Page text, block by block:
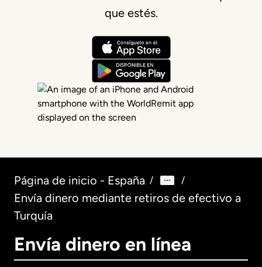
que estés.
Página de inicio - España / /
Envía dinero mediante retiros de efectivo a
Turquía
Envía dinero en línea